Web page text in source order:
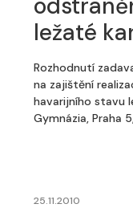
ležaté
Rozhodnutí
na zajištění
havarijního stavu
Gymnázia, Praha
25.11.2010